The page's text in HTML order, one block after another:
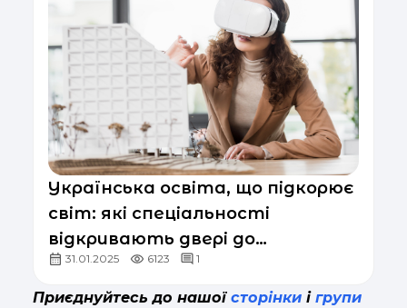
Українська освіта, що підкорює
світ: які спеціальності
відкривають двері до
міжнародних компаній
31.01.2025 6123 1
Приєднуйтесь до нашої сторінки і групи